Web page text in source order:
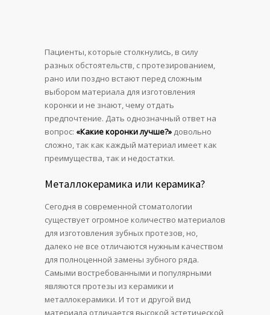
Пациенты, которые столкнулись, в силу
разных обстоятельств, с протезированием,
рано или поздно встают перед сложным
выбором материала для изготовления
коронки и не знают, чему отдать
предпочтение. Дать однозначный ответ на
вопрос: «Какие коронки лучше?» довольно
сложно, так как каждый материал имеет как
преимущества, так и недостатки.
Металлокерамика или керамика?
Сегодня в современной стоматологии
существует огромное количество материалов
для изготовления зубных протезов, но,
далеко не все отличаются нужным качеством
для полноценной замены зубного ряда.
Самыми востребованными и популярными
являются протезы из керамики и
металлокерамики. И тот и другой вид
материала отличается высокой эстетической